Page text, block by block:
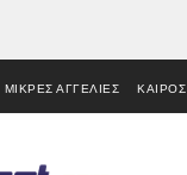
ΜΙΚΡΕΣ ΑΓΓΕΛΙΕΣ ΚΑΙΡΟΣ